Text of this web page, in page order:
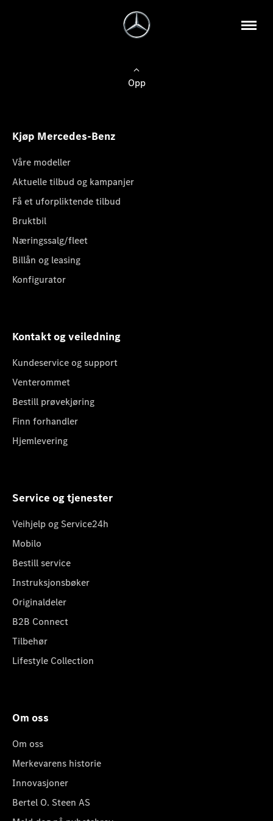
Opp
Kjøp Mercedes-Benz
Våre modeller
Aktuelle tilbud og kampanjer
Få et uforpliktende tilbud
Bruktbil
Næringssalg/fleet
Billån og leasing
Konfigurator
Kontakt og veiledning
Kundeservice og support
Venterommet
Bestill prøvekjøring
Finn forhandler
Hjemlevering
Service og tjenester
Veihjelp og Service24h
Mobilo
Bestill service
Instruksjonsbøker
Originaldeler
B2B Connect
Tilbehør
Lifestyle Collection
Om oss
Om oss
Merkevarens historie
Innovasjoner
Bertel O. Steen AS